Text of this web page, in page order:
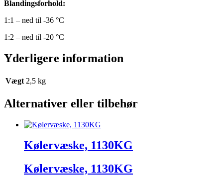
Blandingsforhold:
1:1 – ned til -36 °C
1:2 – ned til -20 °C
Yderligere information
Vægt 2,5 kg
Alternativer eller tilbehør
Kølervæske, 1130KG
Kølervæske, 1130KG